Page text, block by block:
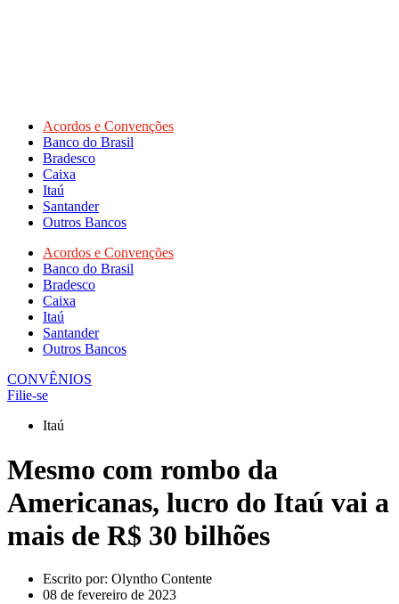
Acordos e Convenções
Banco do Brasil
Bradesco
Caixa
Itaú
Santander
Outros Bancos
Acordos e Convenções
Banco do Brasil
Bradesco
Caixa
Itaú
Santander
Outros Bancos
CONVÊNIOS
Filie-se
Itaú
Mesmo com rombo da
Americanas, lucro do Itaú vai a
mais de R$ 30 bilhões
Escrito por: Olyntho Contente
08 de fevereiro de 2023